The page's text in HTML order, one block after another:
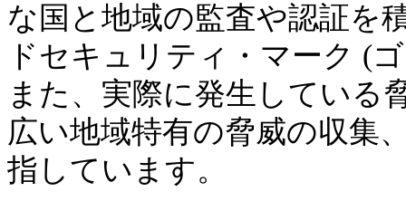
な国と地域の監査や認証を
ドセキュリティ・マーク (
また、実際に発生している
広い地域特有の脅威の収集
指しています。